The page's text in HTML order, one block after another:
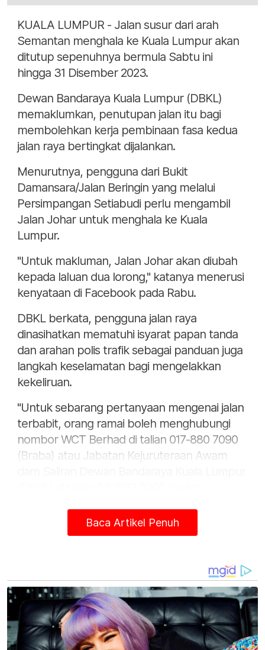
KUALA LUMPUR - Jalan susur dari arah
Semantan menghala ke Kuala Lumpur akan
ditutup sepenuhnya bermula Sabtu ini
hingga 31 Disember 2023.
Dewan Bandaraya Kuala Lumpur (DBKL)
memaklumkan, penutupan jalan itu bagi
membolehkan kerja pembinaan fasa kedua
jalan raya bertingkat dijalankan.
Menurutnya, pengguna dari Bukit
Damansara/Jalan Beringin yang melalui
Persimpangan Setiabudi perlu mengambil
Jalan Johar untuk menghala ke Kuala
Lumpur.
"Untuk makluman, Jalan Johar akan diubah
kepada laluan dua lorong," katanya menerusi
kenyataan di Facebook pada Rabu.
DBKL berkata, pengguna jalan raya
dinasihatkan mematuhi isyarat papan tanda
dan arahan polis trafik sebagai panduan juga
langkah keselamatan bagi mengelakkan
kekeliruan.
"Untuk sebarang pertanyaan mengenai jalan
terbabit, orang ramai boleh menghubungi
nombor WCT Berhad di talian 017-880 7090
(Braba) atau Jabatan Kejuruteraan Awam
Baca Artikel Penuh